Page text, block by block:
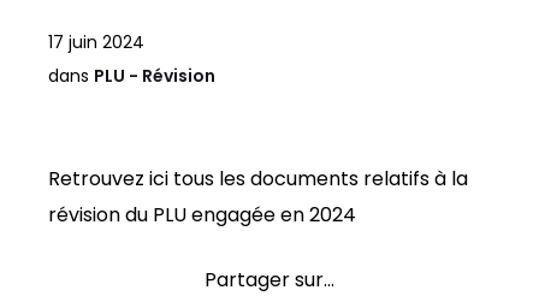
17 juin 2024
dans PLU - Révision
Retrouvez ici tous les documents relatifs à la
révision du PLU engagée en 2024
Partager sur...